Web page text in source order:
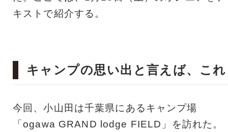
キストで紹介する。
キャンプの思い出と言えば、これ
今回、小山田は千葉県にあるキャンプ場
「ogawa GRAND lodge FIELD」を訪れた。